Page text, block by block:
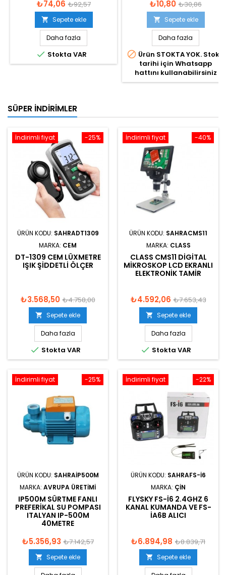
₺74,06 ₺92,57
 Sepete ekle
Daha fazla
 Stokta VAR
₺10,80 ₺30,86
 Sepete ekle
Daha fazla
 Ürün STOKTA YOK. Stok
tarihi için Whatsapp
hattını kullanabilirsiniz
SÜPER İNDIRIMLER
-25%
İndirimli fiyat
ÜRÜN KODU: SAHRADT1309
MARKA: CEM
DT-1309 CEM LÜXMETRE
IŞIK ŞIDDETLI ÖLÇER
₺3.568,50 ₺4.758,00
 Sepete ekle
Daha fazla
 Stokta VAR
-40%
İndirimli fiyat
ÜRÜN KODU: SAHRACMS11
MARKA: CLASS
CLASS CMS11 DIGITAL
MIKROSKOP LCD EKRANLI
ELEKTRONIK TAMIR
₺4.592,06 ₺7.653,43
 Sepete ekle
Daha fazla
 Stokta VAR
-25%
İndirimli fiyat
ÜRÜN KODU: SAHRAIP500M
MARKA: AVRUPA ÜRETIMI
IP500M SÜRTME FANLI
PREFERIKAL SU POMPASI
ITALYAN IP-500M
40METRE
₺5.356,93 ₺7.142,57
 Sepete ekle
-22%
İndirimli fiyat
ÜRÜN KODU: SAHRAFS-I6
MARKA: ÇIN
FLYSKY FS-I6 2.4GHZ 6
KANAL KUMANDA VE FS-
IA6B ALICI
₺6.894,98 ₺8.839,71
 Sepete ekle